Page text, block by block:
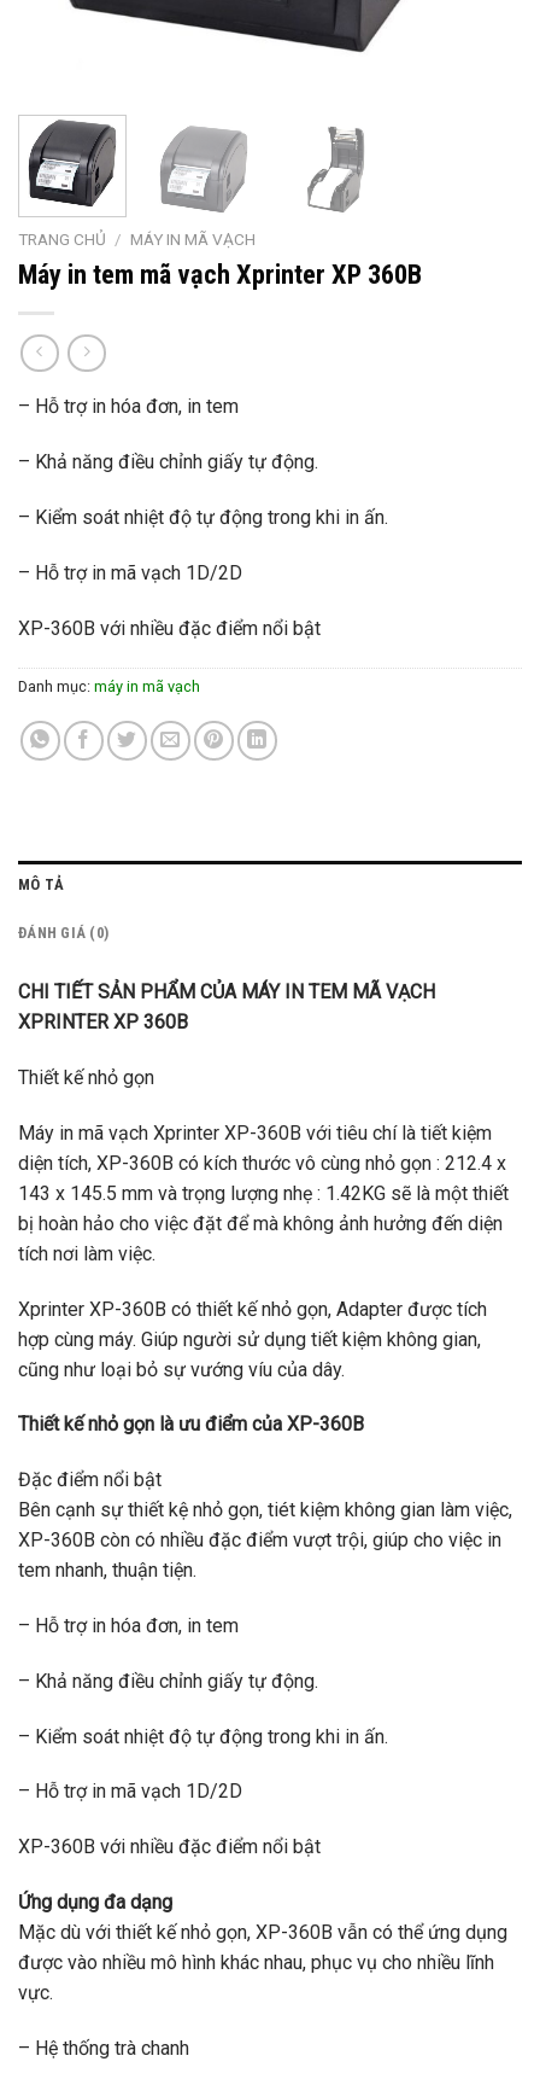
TRANG CHỦ / MÁY IN MÃ VẠCH
Máy in tem mã vạch Xprinter XP 360B
– Hỗ trợ in hóa đơn, in tem
– Khả năng điều chỉnh giấy tự động.
– Kiểm soát nhiệt độ tự động trong khi in ấn.
– Hỗ trợ in mã vạch 1D/2D
XP-360B với nhiều đặc điểm nổi bật
Danh mục: máy in mã vạch
MÔ TẢ
ĐÁNH GIÁ (0)
CHI TIẾT SẢN PHẨM CỦA MÁY IN TEM MÃ VẠCH
XPRINTER XP 360B
Thiết kế nhỏ gọn
Máy in mã vạch Xprinter XP-360B với tiêu chí là tiết kiệm
diện tích, XP-360B có kích thước vô cùng nhỏ gọn : 212.4 x
143 x 145.5 mm và trọng lượng nhẹ : 1.42KG sẽ là một thiết
bị hoàn hảo cho việc đặt để mà không ảnh hưởng đến diện
tích nơi làm việc.
Xprinter XP-360B có thiết kế nhỏ gọn, Adapter được tích
hợp cùng máy. Giúp người sử dụng tiết kiệm không gian,
cũng như loại bỏ sự vướng víu của dây.
Thiết kế nhỏ gọn là ưu điểm của XP-360B
Đặc điểm nổi bật
Bên cạnh sự thiết kệ nhỏ gọn, tiét kiệm không gian làm việc,
XP-360B còn có nhiều đặc điểm vượt trội, giúp cho việc in
tem nhanh, thuận tiện.
– Hỗ trợ in hóa đơn, in tem
– Khả năng điều chỉnh giấy tự động.
– Kiểm soát nhiệt độ tự động trong khi in ấn.
– Hỗ trợ in mã vạch 1D/2D
XP-360B với nhiều đặc điểm nổi bật
Ứng dụng đa dạng
Mặc dù với thiết kế nhỏ gọn, XP-360B vẫn có thể ứng dụng
được vào nhiều mô hình khác nhau, phục vụ cho nhiều lĩnh
vực.
– Hệ thống trà chanh